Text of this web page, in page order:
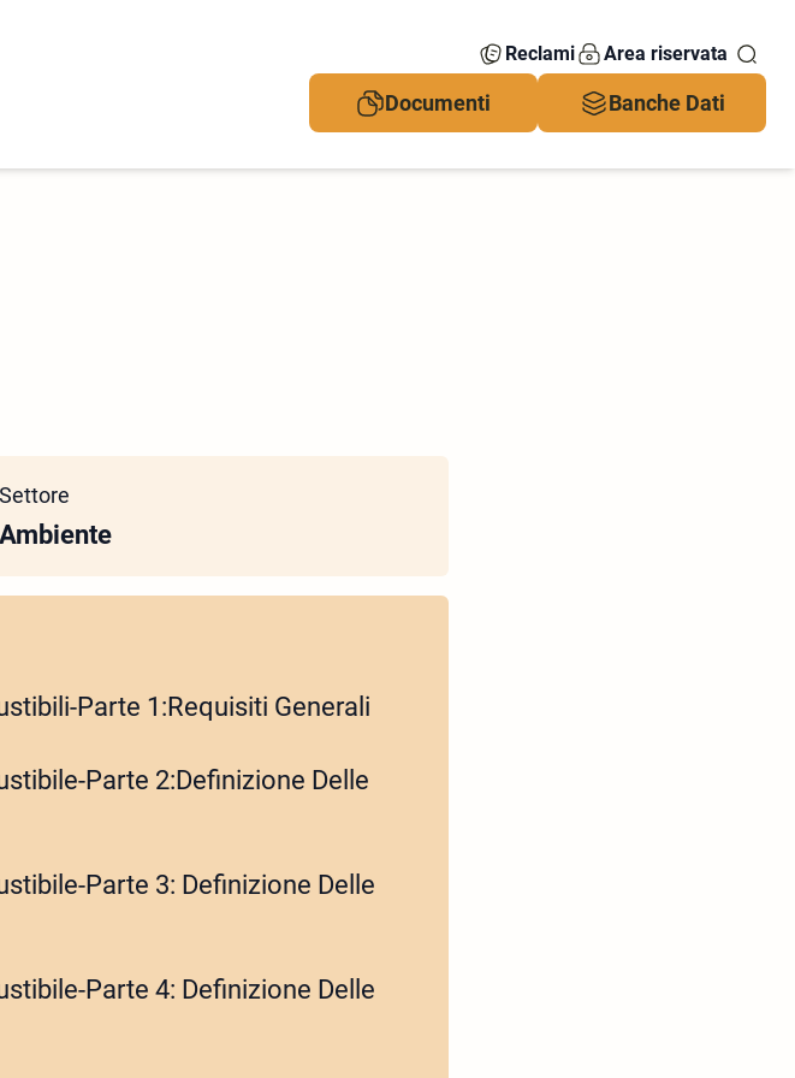
Reclami Area riservata
Documenti Banche Dati
Settore
Ambiente
Parte 1:Requisiti Generali
Parte 2:Definizione Delle
Parte 3: Definizione Delle
Parte 4: Definizione Delle